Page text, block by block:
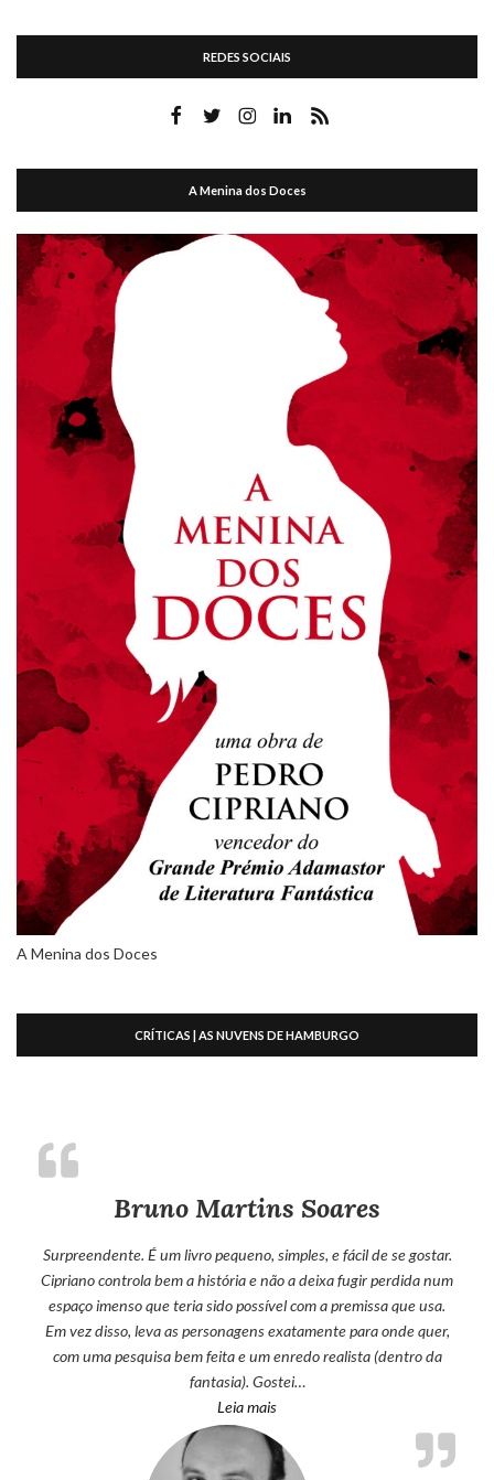
REDES SOCIAIS
A Menina dos Doces
A Menina dos Doces
CRÍTICAS | AS NUVENS DE HAMBURGO
Bruno Martins Soares
Surpreendente. É um livro pequeno, simples, e fácil de se gostar.
Cipriano controla bem a história e não a deixa fugir perdida num
espaço imenso que teria sido possível com a premissa que usa.
Em vez disso, leva as personagens exatamente para onde quer,
com uma pesquisa bem feita e um enredo realista (dentro da
fantasia). Gostei…
Leia mais“Bruno Martins Soares”